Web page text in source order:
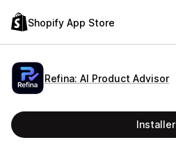
Shopify App Store
Refina: AI Product Advisor
Installer